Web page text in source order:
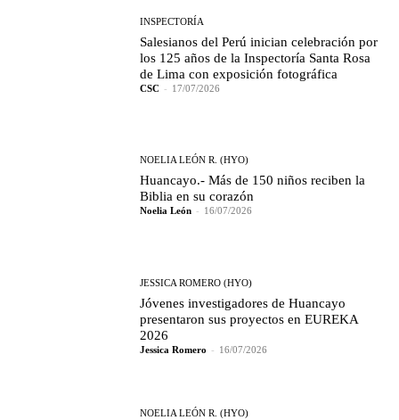
INSPECTORÍA
Salesianos del Perú inician celebración por
los 125 años de la Inspectoría Santa Rosa
de Lima con exposición fotográfica
CSC - 17/07/2026
NOELIA LEÓN R. (HYO)
Huancayo.- Más de 150 niños reciben la
Biblia en su corazón
Noelia León - 16/07/2026
JESSICA ROMERO (HYO)
Jóvenes investigadores de Huancayo
presentaron sus proyectos en EUREKA
2026
Jessica Romero - 16/07/2026
NOELIA LEÓN R. (HYO)